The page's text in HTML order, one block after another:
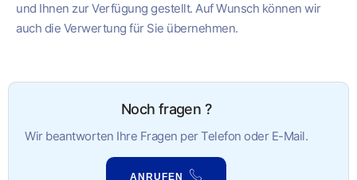
und Ihnen zur Verfügung gestellt. Auf Wunsch können wir
auch die Verwertung für Sie übernehmen.
Noch fragen ?
Wir beantworten Ihre Fragen per Telefon oder E-Mail.
ANRUFEN